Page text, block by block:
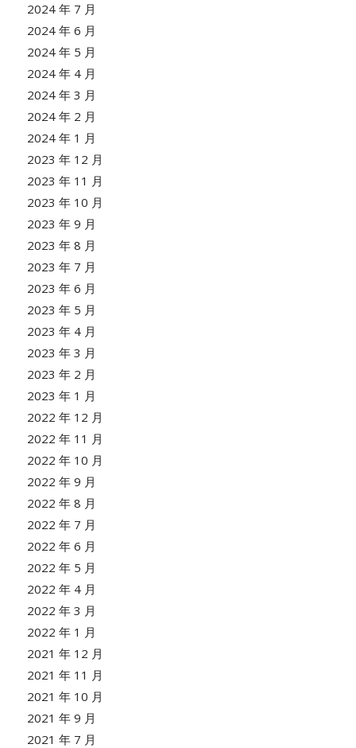
2024 年 7 月
2024 年 6 月
2024 年 5 月
2024 年 4 月
2024 年 3 月
2024 年 2 月
2024 年 1 月
2023 年 12 月
2023 年 11 月
2023 年 10 月
2023 年 9 月
2023 年 8 月
2023 年 7 月
2023 年 6 月
2023 年 5 月
2023 年 4 月
2023 年 3 月
2023 年 2 月
2023 年 1 月
2022 年 12 月
2022 年 11 月
2022 年 10 月
2022 年 9 月
2022 年 8 月
2022 年 7 月
2022 年 6 月
2022 年 5 月
2022 年 4 月
2022 年 3 月
2022 年 1 月
2021 年 12 月
2021 年 11 月
2021 年 10 月
2021 年 9 月
2021 年 7 月